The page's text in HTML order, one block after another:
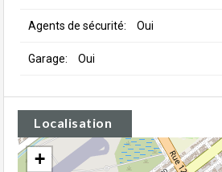
Agents de sécurité: Oui
Garage: Oui
Localisation
+